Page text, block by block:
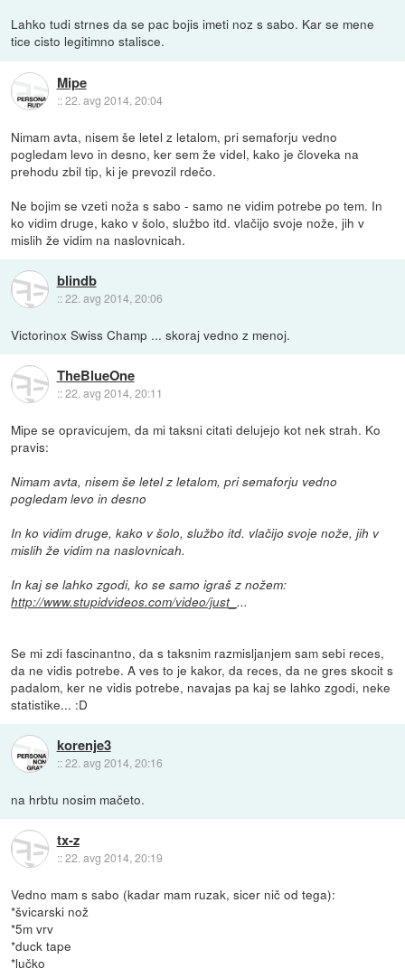
Lahko tudi strnes da se pac bojis imeti noz s sabo. Kar se mene
tice cisto legitimno stalisce.
Mipe
::22. avg 2014, 20:04
Nimam avta, nisem še letel z letalom, pri semaforju vedno
pogledam levo in desno, ker sem že videl, kako je človeka na
prehodu zbil tip, ki je prevozil rdečo.
Ne bojim se vzeti noža s sabo - samo ne vidim potrebe po tem. In
ko vidim druge, kako v šolo, službo itd. vlačijo svoje nože, jih v
mislih že vidim na naslovnicah.
blindb
::22. avg 2014, 20:06
Victorinox Swiss Champ ... skoraj vedno z menoj.
TheBlueOne
::22. avg 2014, 20:11
Mipe se opravicujem, da mi taksni citati delujejo kot nek strah. Ko
pravis:
Nimam avta, nisem še letel z letalom, pri semaforju vedno
pogledam levo in desno
In ko vidim druge, kako v šolo, službo itd. vlačijo svoje nože, jih v
mislih že vidim na naslovnicah.
In kaj se lahko zgodi, ko se samo igraš z nožem:
http://www.stupidvideos.com/video/just_ ...
Se mi zdi fascinantno, da s taksnim razmisljanjem sam sebi reces,
da ne vidis potrebe. A ves to je kakor, da reces, da ne gres skocit s
padalom, ker ne vidis potrebe, navajas pa kaj se lahko zgodi, neke
statistike... :D
korenje3
::22. avg 2014, 20:16
na hrbtu nosim mačeto.
tx-z
::22. avg 2014, 20:19
Vedno mam s sabo (kadar mam ruzak, sicer nič od tega):
*švicarski nož
*5m vrv
*duck tape
*lučko